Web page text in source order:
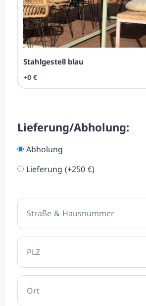
Stahl­ge­stell blau
+0 €
Lieferung/Abholung:
Abholung
Lieferung (+250 €)